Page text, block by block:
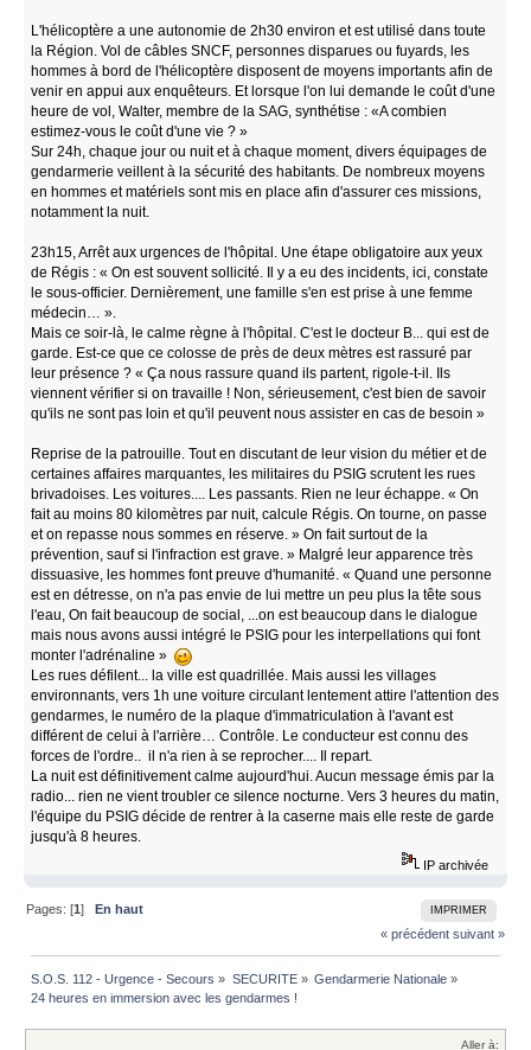
L'hélicoptère a une autonomie de 2h30 environ et est utilisé dans toute
la Région. Vol de câbles SNCF, personnes disparues ou fuyards, les
hommes à bord de l'hélicoptère disposent de moyens importants afin de
venir en appui aux enquêteurs. Et lorsque l'on lui demande le coût d'une
heure de vol, Walter, membre de la SAG, synthétise : «A combien
estimez-vous le coût d'une vie ? »
Sur 24h, chaque jour ou nuit et à chaque moment, divers équipages de
gendarmerie veillent à la sécurité des habitants. De nombreux moyens
en hommes et matériels sont mis en place afin d'assurer ces missions,
notamment la nuit.
23h15, Arrêt aux urgences de l'hôpital. Une étape obligatoire aux yeux
de Régis : « On est souvent sollicité. Il y a eu des incidents, ici, constate
le sous-officier. Dernièrement, une famille s'en est prise à une femme
médecin… ».
Mais ce soir-là, le calme règne à l'hôpital. C'est le docteur B... qui est de
garde. Est-ce que ce colosse de près de deux mètres est rassuré par
leur présence ? « Ça nous rassure quand ils partent, rigole-t-il. Ils
viennent vérifier si on travaille ! Non, sérieusement, c'est bien de savoir
qu'ils ne sont pas loin et qu'il peuvent nous assister en cas de besoin »
Reprise de la patrouille. Tout en discutant de leur vision du métier et de
certaines affaires marquantes, les militaires du PSIG scrutent les rues
brivadoises. Les voitures.... Les passants. Rien ne leur échappe. « On
fait au moins 80 kilomètres par nuit, calcule Régis. On tourne, on passe
et on repasse nous sommes en réserve. » On fait surtout de la
prévention, sauf si l'infraction est grave. » Malgré leur apparence très
dissuasive, les hommes font preuve d'humanité. « Quand une personne
est en détresse, on n'a pas envie de lui mettre un peu plus la tête sous
l'eau, On fait beaucoup de social, ...on est beaucoup dans le dialogue
mais nous avons aussi intégré le PSIG pour les interpellations qui font
monter l'adrénaline »
Les rues défilent... la ville est quadrillée. Mais aussi les villages
environnants, vers 1h une voiture circulant lentement attire l'attention des
gendarmes, le numéro de la plaque d'immatriculation à l'avant est
différent de celui à l'arrière… Contrôle. Le conducteur est connu des
forces de l'ordre.. il n'a rien à se reprocher.... Il repart.
La nuit est définitivement calme aujourd'hui. Aucun message émis par la
radio... rien ne vient troubler ce silence nocturne. Vers 3 heures du matin,
l'équipe du PSIG décide de rentrer à la caserne mais elle reste de garde
jusqu'à 8 heures.
IP archivée
IMPRIMER
Pages: [1]En haut
« précédent suivant »
S.O.S. 112 - Urgence - Secours » SECURITE» Gendarmerie Nationale»
24 heures en immersion avec les gendarmes !
Aller à: